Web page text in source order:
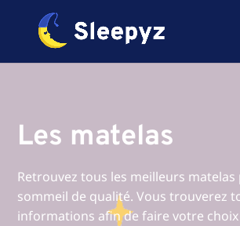
Les matelas
Retrouvez tous les meilleurs
sommeil de qualité. Vous trouverez
informations afin de faire votre choix